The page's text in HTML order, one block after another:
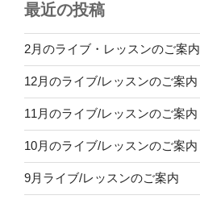
最近の投稿
2月のライブ・レッスンのご案内
12月のライブ/レッスンのご案内
11月のライブ/レッスンのご案内
10月のライブ/レッスンのご案内
9月ライブ/レッスンのご案内